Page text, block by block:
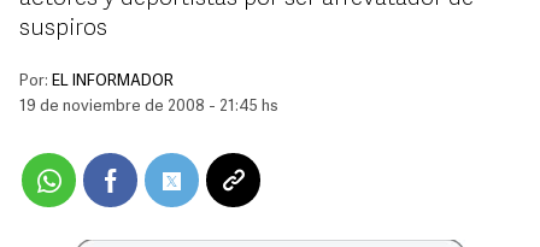
suspiros
Por: EL INFORMADOR
19 de noviembre de 2008 - 21:45 hs